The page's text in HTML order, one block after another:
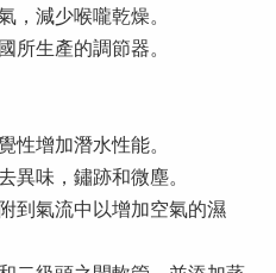
，減少喉嚨乾燥。
所生產的調節器。
性增加潛水性能。
異味，鏽跡和微塵。
到氣流中以增加空氣的濕